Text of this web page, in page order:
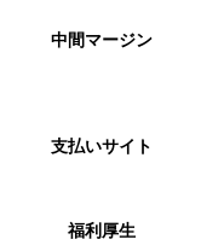
中間マージン
支払いサイト
福利厚生